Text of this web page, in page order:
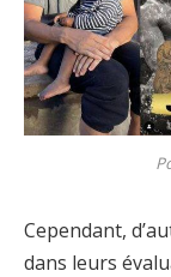
Cependant,
dans leurs